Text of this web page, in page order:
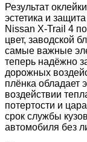
Результат
эстетика и
Nissan X-Trail 4
цвет, заводской
самые важные
теперь надёжно
дорожных
плёнка обладает
воздействии
потертости и
срок службы
автомобиля без